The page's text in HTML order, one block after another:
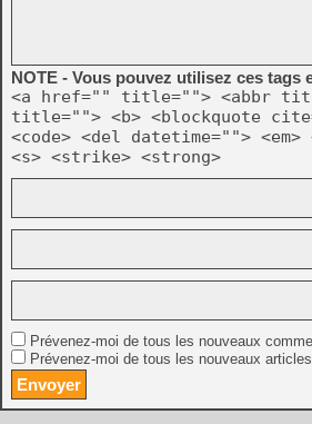
NOTE - Vous pouvez utilisez ces tags
<a href="" title=""> <abbr
title=""> <b> <blockquote
<code> <del datetime="">
<s> <strike> <strong>
Prévenez-moi de tous les nouveaux
Prévenez-moi de tous les nouveaux